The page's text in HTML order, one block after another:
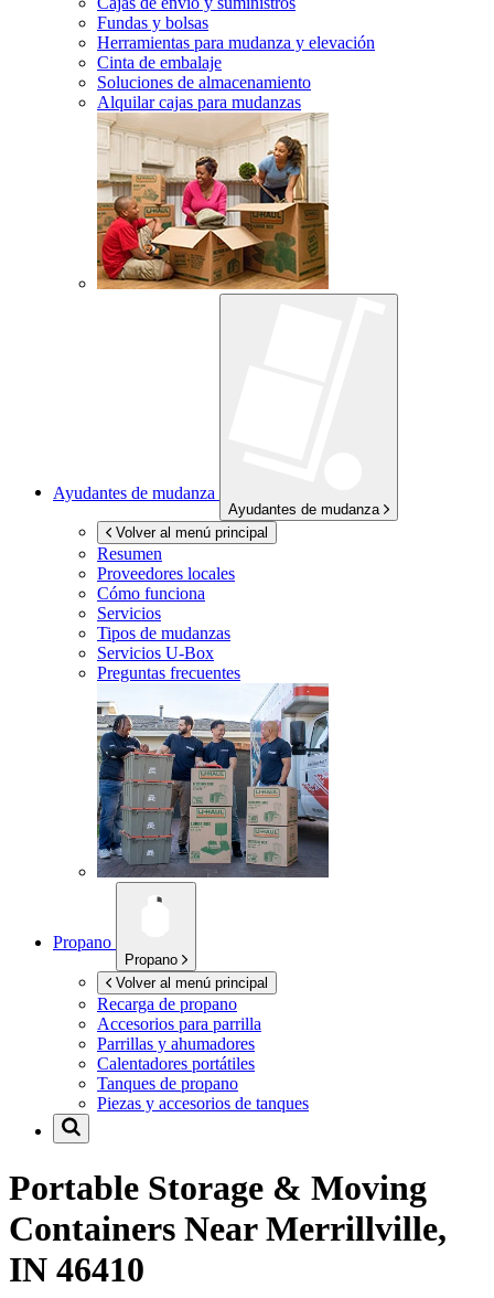
Fundas y bolsas
Herramientas para mudanza y elevación
Cinta de embalaje
Soluciones de almacenamiento
Alquilar cajas para mudanzas
Ayudantes de mudanza
Ayudantes de mudanza
Volver al menú principal
Resumen
Proveedores locales
Cómo funciona
Servicios
Tipos de mudanzas
Servicios U-Box
Preguntas frecuentes
Propano
Propano
Volver al menú principal
Recarga de propano
Accesorios para parrilla
Parrillas y ahumadores
Calentadores portátiles
Tanques de propano
Piezas y accesorios de tanques
Portable Storage & Moving
Containers NearMerrillville,
IN 46410